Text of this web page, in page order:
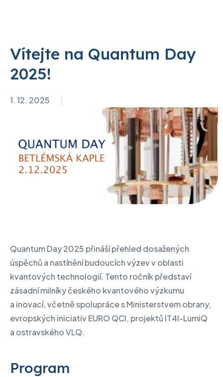
Vítejte na Quantum Day
2025!
1. 12. 2025
Quantum Day 2025 přináší přehled dosažených
úspěchů a nastínění budoucích výzev v oblasti
kvantových technologií. Tento ročník představí
zásadní milníky českého kvantového výzkumu
a inovací, včetně spolupráce s Ministerstvem obrany,
evropských iniciativ EURO QCI, projektů IT4I-LumiQ
a ostravského VLQ.
Program